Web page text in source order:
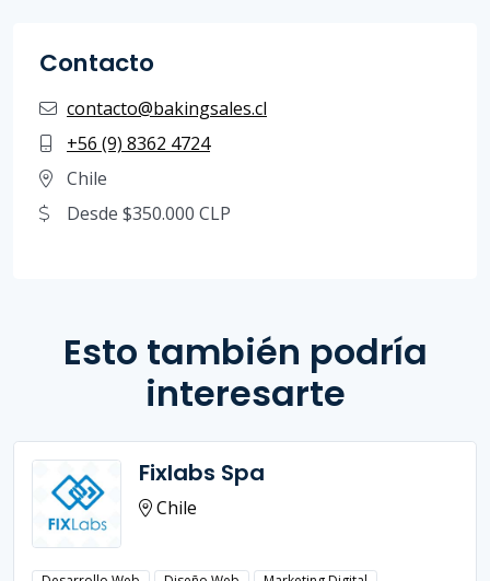
Contacto
contacto@bakingsales.cl
+56 (9) 8362 4724
Chile
Desde $350.000 CLP
Esto también podría
interesarte
Fixlabs Spa
Chile